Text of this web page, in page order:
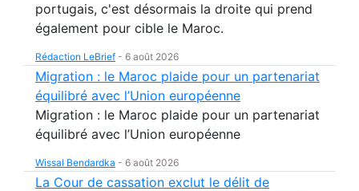
portugais, c'est désormais la droite qui prend
également pour cible le Maroc.
Rédaction LeBrief - 6 août 2026
Migration : le Maroc plaide pour un partenariat
équilibré avec l’Union européenne
Migration : le Maroc plaide pour un partenariat
équilibré avec l’Union européenne
Wissal Bendardka - 6 août 2026
La Cour de cassation exclut le délit de